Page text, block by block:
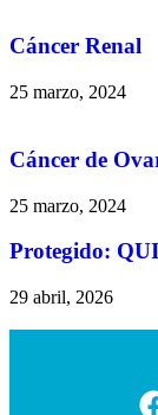
Cáncer Renal
25 marzo, 2024
Cáncer de
25 marzo, 2024
Protegido:
29 abril, 2026